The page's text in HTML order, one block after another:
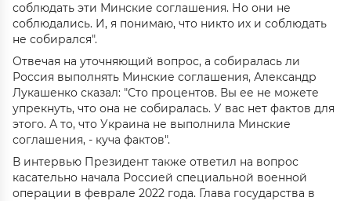
соблюдать эти Минские соглашения. Но они не
соблюдались. И, я понимаю, что никто их и соблюдать
не собирался".
Отвечая на уточняющий вопрос, а собиралась ли
Россия выполнять Минские соглашения, Александр
Лукашенко сказал: "Сто процентов. Вы ее не можете
упрекнуть, что она не собиралась. У вас нет фактов для
этого. А то, что Украина не выполнила Минские
соглашения, - куча фактов".
В интервью Президент также ответил на вопрос
касательно начала Россией специальной военной
операции в феврале 2022 года. Глава государства в